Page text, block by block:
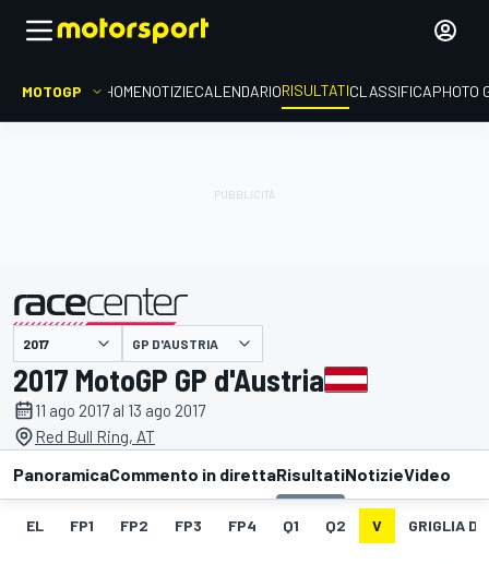
MOTOGP HOMENOTIZIECALENDARIORISULTATICLASSIFICAPHOTO
presentato da GP D'AUSTRIA
2017 MotoGP GP d'Austria
11 ago 2017 al 13 ago 2017
Red Bull Ring, AT
PanoramicaCommento in direttaRisultatiNotizieVideo
EL FP1 FP2 FP3 FP4 Q1 Q2 V GRIGLIA DI